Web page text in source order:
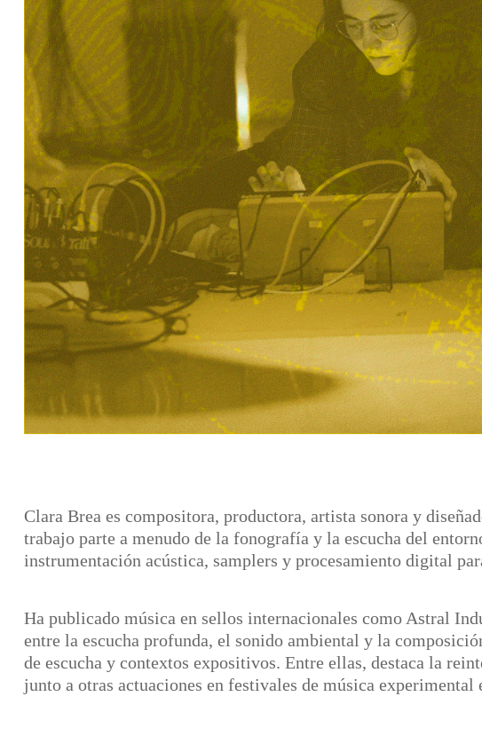
Clara Brea es compositora, productora, artista sonora y
trabajo parte a menudo de la fonografía y la escucha del
instrumentación acústica, samplers y procesamiento digital
Ha publicado música en sellos internacionales como Astral
entre la escucha profunda, el sonido ambiental y la
de escucha y contextos expositivos. Entre ellas, destaca la
junto a otras actuaciones en festivales de música